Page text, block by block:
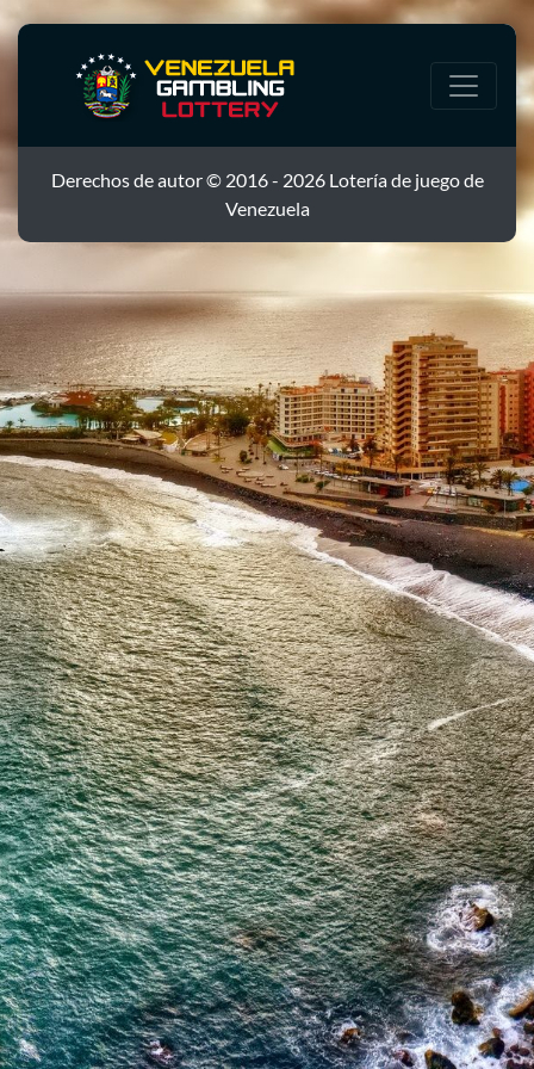
Derechos de autor © 2016 - 2026 Lotería de juego de
Venezuela